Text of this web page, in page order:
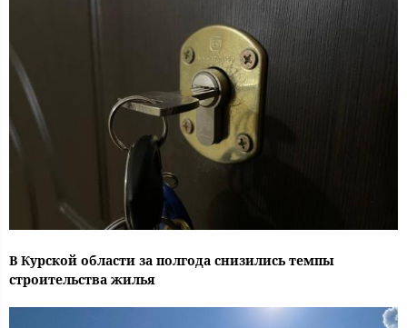
В Курской области за полгода снизились темпы
строительства жилья